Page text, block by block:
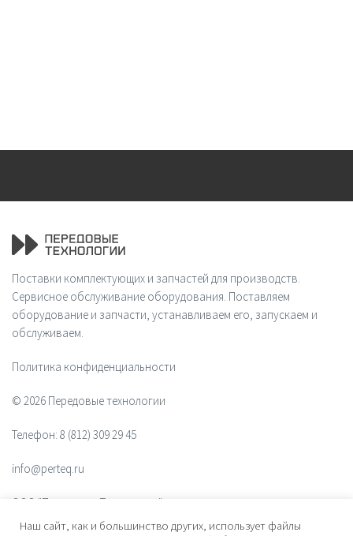
Поставки комплектующих и запчастей для производств.
Сервисное обслуживание оборудования. Поставляем
оборудование и запчасти, устанавливаем его, запускаем и
обслуживаем.
Политика конфиденциальности
© 2026 Передовые технологии
Телефон: 8 (812) 309 29 45
info@perteq.ru
ООО "Передовые Технологии"
Наш сайт, как и большинство других, использует файлы